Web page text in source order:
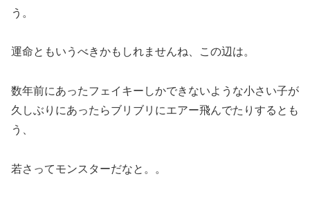
う。
運命ともいうべきかもしれませんね、この辺は。
数年前にあったフェイキーしかできないような小さい子が
久しぶりにあったらブリブリにエアー飛んでたりするとも
う、
若さってモンスターだなと。。